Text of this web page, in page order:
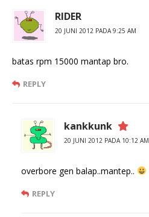
RIDER
20 JUNI 2012 PADA 9:25 AM
batas rpm 15000 mantap bro.
REPLY
kankkunk
20 JUNI 2012 PADA 10:12 AM
overbore gen balap..mantep..
REPLY